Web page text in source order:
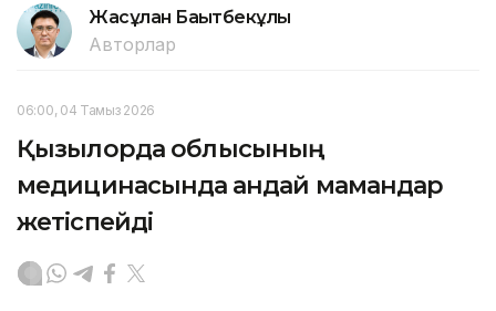
Жасұлан Бақытбекұлы
Авторлар
06:00, 04 Тамыз 2026
Қызылорда облысының
медицинасында қандай мамандар
жетіспейді